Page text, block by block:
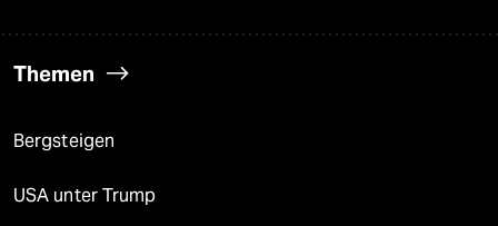
Themen
Bergsteigen
USA unter Trump